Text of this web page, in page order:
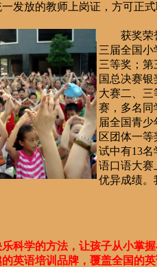
发放的教师上岗证，方可正
获奖荣
三届全国小
三等奖；第
国总决赛
大赛二、三
赛，多名同
届全国青
区团体一等
试中有13
语口语大赛
优异成绩。
科学的方法，让孩子从小掌握
语培训品牌，覆盖全国的英